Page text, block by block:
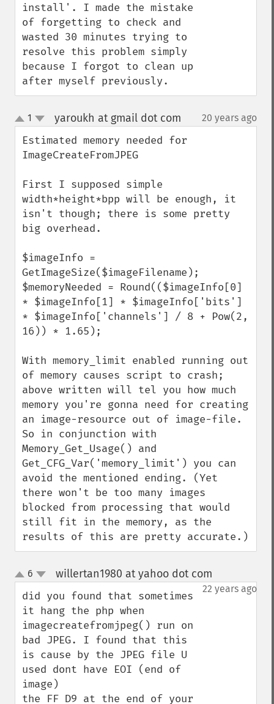
install'. I made the mistake
of forgetting to check and
wasted 30 minutes trying to
resolve this problem simply
because I forgot to clean up
after myself previously.
up
down
1 yaroukh at gmail dot com 20 years ago
Estimated memory needed for
ImageCreateFromJPEG
First I supposed simple
width*height*bpp will be enough, it
isn't though; there is some pretty
big overhead.
$imageInfo =
GetImageSize($imageFilename);
$memoryNeeded = Round(($imageInfo[0]
* $imageInfo[1] * $imageInfo['bits']
* $imageInfo['channels'] / 8 + Pow(2,
16)) * 1.65);
With memory_limit enabled running out
of memory causes script to crash;
above written will tel you how much
memory you're gonna need for creating
an image-resource out of image-file.
So in conjunction with
Memory_Get_Usage() and
Get_CFG_Var('memory_limit') you can
avoid the mentioned ending. (Yet
there won't be too many images
blocked from processing that would
still fit in the memory, as the
results of this are pretty accurate.)
up
down
6 willertan1980 at yahoo dot com
22 years ago
did you found that sometimes
it hang the php when
imagecreatefromjpeg() run on
bad JPEG. I found that this
is cause by the JPEG file U
used dont have EOI (end of
image)
the FF D9 at the end of your